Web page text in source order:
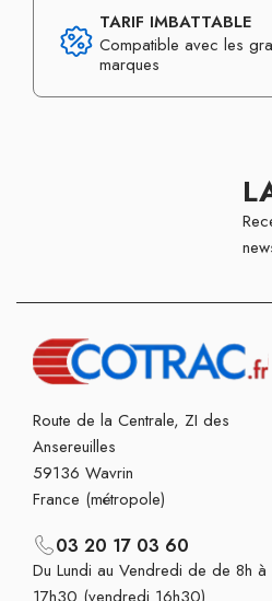
TARIF IMBATTABLE
Compatible avec les
marques
Route de la Centrale, ZI des
Ansereuilles
59136 Wavrin
France (métropole)
03 20 17 03 60
Du Lundi au Vendredi de de 8h à